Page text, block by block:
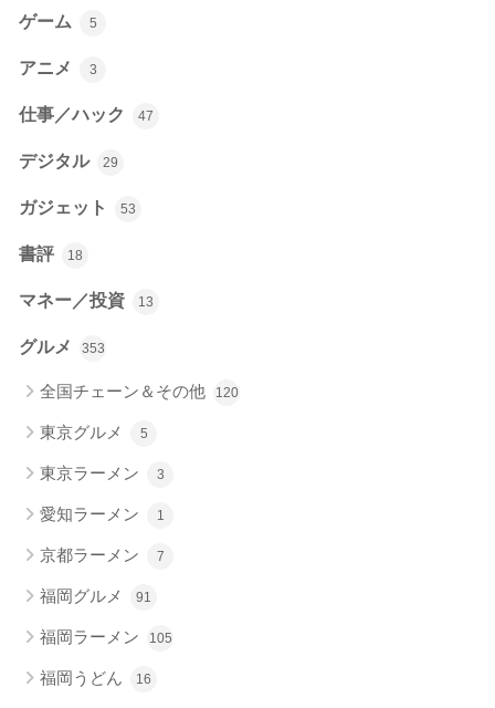
ゲーム 5
アニメ 3
仕事／ハック 47
デジタル 29
ガジェット 53
書評 18
マネー／投資 13
グルメ 353
全国チェーン＆その他 120
東京グルメ 5
東京ラーメン 3
愛知ラーメン 1
京都ラーメン 7
福岡グルメ 91
福岡ラーメン 105
福岡うどん 16